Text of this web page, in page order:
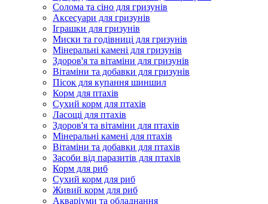
Солома та сіно для гризунів
Аксесуари для гризунів
Іграшки для гризунів
Миски та годівниці для гризунів
Мінеральні камені для гризунів
Здоров'я та вітаміни для гризунів
Вітаміни та добавки для гризунів
Пісок для купання шиншил
Корм для птахів
Сухий корм для птахів
Ласощі для птахів
Здоров'я та вітаміни для птахів
Мінеральні камені для птахів
Вітаміни та добавки для птахів
Засоби від паразитів для птахів
Корм для риб
Сухий корм для риб
Живий корм для риб
Акваріуми та обладнання